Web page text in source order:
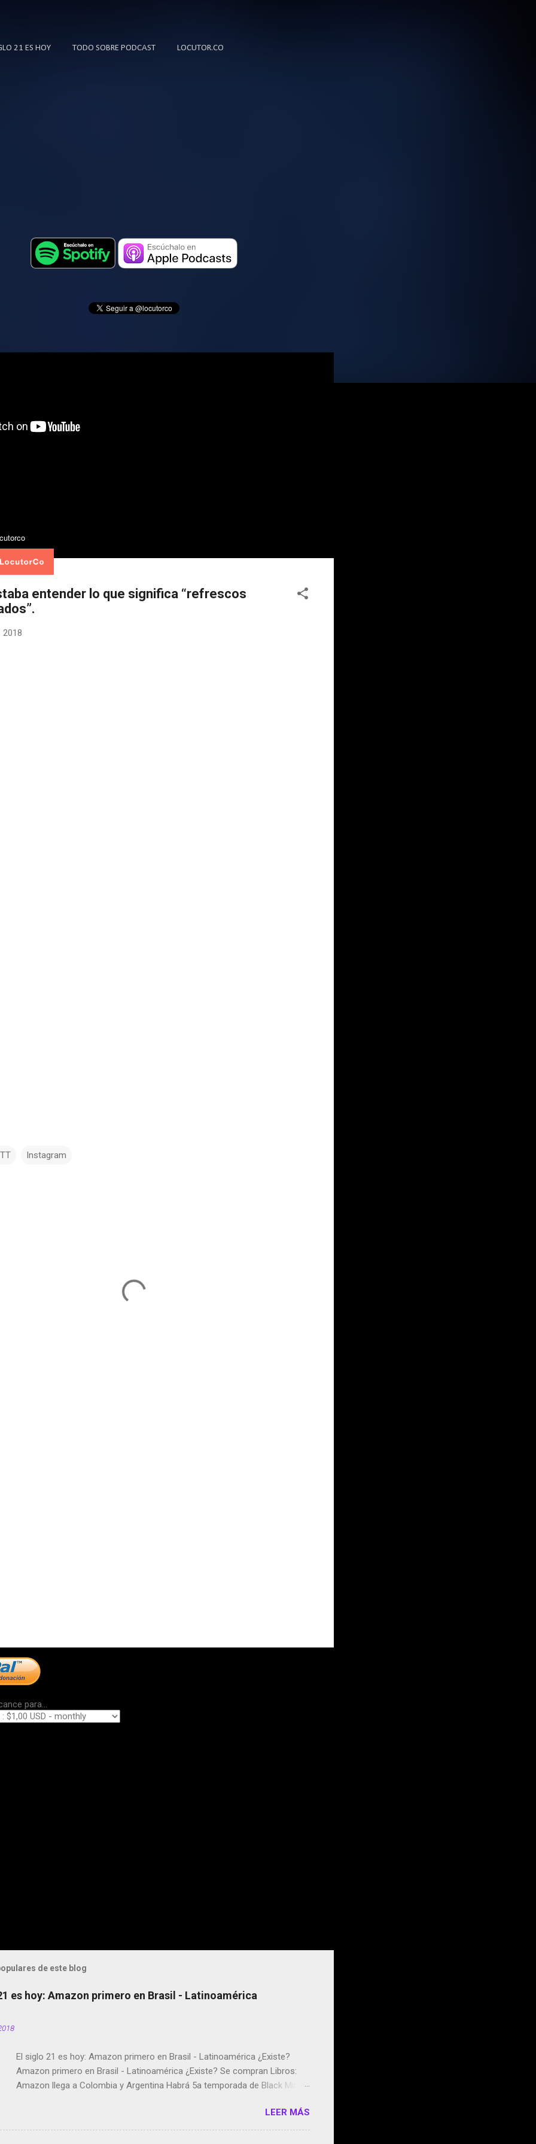
21 ES HOY TODO SOBRE PODCAST LOCUTOR.CO
entender lo que significa “refrescos
2018
Instagram
para...
de este blog
es hoy: Amazon primero en Brasil - Latinoamérica
El siglo 21 es hoy: Amazon primero en Brasil - Latinoamérica ¿Existe?
Amazon primero en Brasil - Latinoamérica ¿Existe? Se compran Libros:
Amazon llega a Colombia y Argentina Habrá 5a temporada de Black Mirror
copyright en Instagram Música y vídeo selfies en la red social Riddley
Scott saca a Kevin Spacey de su película Francisco regaña a los que usan
LEER MÁS